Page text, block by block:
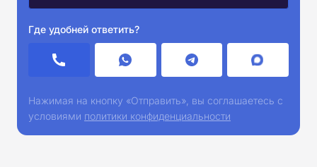
Где удобней ответить?
Нажимая на кнопку «Отправить», вы соглашаетесь с
условиями политики конфиденциальности